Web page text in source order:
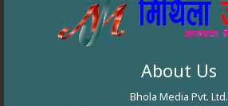
About Us
Bhola Media Pvt. Ltd.